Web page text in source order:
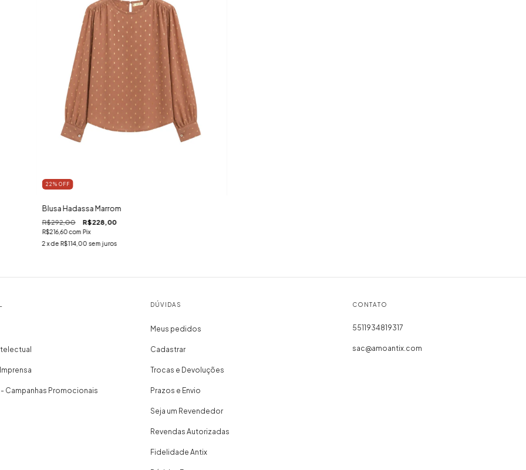
22 % OFF
Blusa Hadassa Marrom
R$292,00 R$228,00
R$216,60com Pix
2 x de R$114,00 sem juros
Campanhas Promocionais
DÚVIDAS
Meus pedidos
Cadastrar
Trocas e Devoluções
Prazos e Envio
Seja um Revendedor
Revendas Autorizadas
Fidelidade Antix
CONTATO
5511934819317
sac@amoantix.com